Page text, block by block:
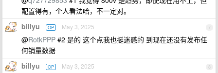
配置得有，个人看法哈，不一定对。
7
billyu OP May 3, 2025
@RotkPPP #2 是的 这个点我也挺迷惑的 到现在还没有发布任
何销量数据
8
billyu OP May 3, 2025